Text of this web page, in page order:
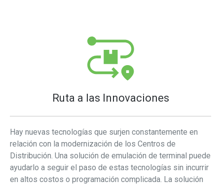
Ruta a las Innovaciones
Hay nuevas tecnologías que surjen constantemente en
relación con la modernización de los Centros de
Distribución. Una solución de emulación de terminal puede
ayudarlo a seguir el paso de estas tecnologías sin incurrir
en altos costos o programación complicada. La solución